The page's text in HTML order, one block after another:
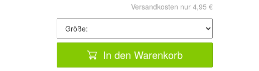
Versandkosten nur 4,95 €
In den Warenkorb